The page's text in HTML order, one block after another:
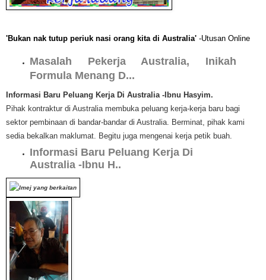
'Bukan nak tutup periuk nasi orang kita di Australia' -Utusan Online
Masalah Pekerja Australia, Inikah
Formula Menang D...
nformasi Baru Peluang Kerja Di Australia -Ibnu Hasyim.
Pihak kontraktur di Australia membuka peluang kerja-kerja baru bagi
sektor pembinaan di bandar-bandar di Australia. Berminat, pihak kami
sedia bekalkan maklumat. Begitu juga mengenai kerja petik buah.
Informasi Baru Peluang Kerja Di
Australia -Ibnu H..